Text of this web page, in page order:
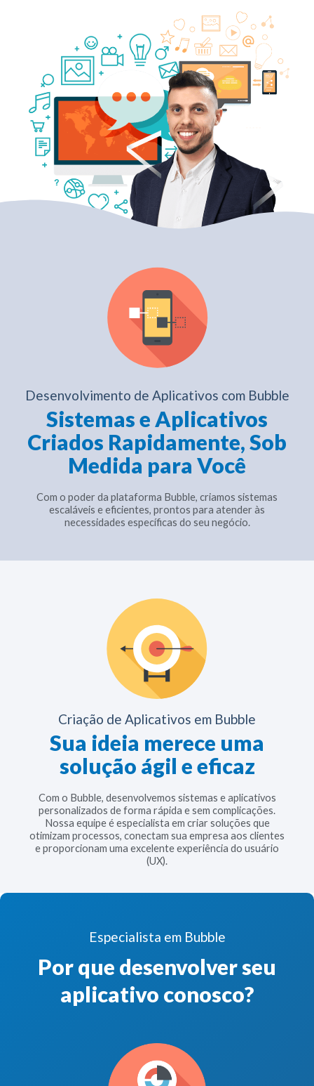
Desenvolvimento de Aplicativos com Bubble
Sistemas e Aplicativos
Criados Rapidamente, Sob
Medida para Você
Com o poder da plataforma Bubble, criamos sistemas
escaláveis e eficientes, prontos para atender às
necessidades específicas do seu negócio.
Criação de Aplicativos em Bubble
Sua ideia merece uma
solução ágil e eficaz
Com o Bubble, desenvolvemos sistemas e aplicativos
personalizados de forma rápida e sem complicações.
Nossa equipe é especialista em criar soluções que
otimizam processos, conectam sua empresa aos clientes
e proporcionam uma excelente experiência do usuário
(UX).
Especialista em Bubble
Por que desenvolver seu
aplicativo conosco?